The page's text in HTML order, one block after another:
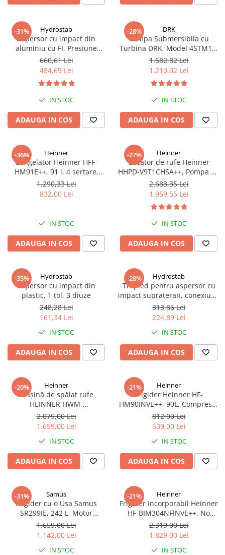
-31% Hydrostab
Aspersor cu impact din
aluminiu cu FI, Presiune
(bar)1.5-5, Diametru de
aspersie (m)32-58
660,61 Lei
454,69 Lei
IN STOC
ADAUGA IN COS
-28% DRK
Pompa Submersibila cu
Turbina DRK, Model 4STM10-
12, ieșire pe 2 Țoli, refulare la
74 m, putere 1.8kW 2.5cp, 12
turbine, debit 14400 m/h
1.682,82 Lei
1.210,02 Lei
IN STOC
ADAUGA IN COS
-36% Heinner
Congelator Heinner HFF-
HM91E++, 91 l, 4 sertare,
Clasa E, Control mecanic, H 85
cm, Alb
1.290,33 Lei
832,00 Lei
IN STOC
ADAUGA IN COS
-27% Heinner
Uscator de rufe Heinner
HHPD-V9T1CHSA++, Pompa de
caldura, 9 kg, Clasa A++,
Functie Anti-sifonare, Argintiu
2.683,35 Lei
1.959,55 Lei
IN STOC
ADAUGA IN COS
-35% Hydrostab
Aspersor cu impact din
plastic, 1 tol, 3 diuze
248,28 Lei
161,34 Lei
IN STOC
ADAUGA IN COS
-28% Hydrostab
Trepied pentru aspersor cu
impact suprateran, conexiune
cm
313,86 Lei
224,89 Lei
IN STOC
ADAUGA IN COS
-20% Heinner
Mașină de spălat rufe
HEINNER HWM-
HME1014IVA10+++, 10 kg,
1400 rpm, Motor Inverter, 15
programe, Panou Digital,
Funcție Adăugare haine, Alb
2.079,00 Lei
1.659,00 Lei
IN STOC
ADAUGA IN COS
-21% Heinner
Frigider Heinner HF-
HM90INVE++, 90L, Compresor
Inverter, Clasa E, Ușă
Reversibilă, Termostat
Reglabil, Alb
812,00 Lei
639,00 Lei
IN STOC
ADAUGA IN COS
-31% Samus
Frigider cu o Usa Samus
SR299IE, 242 L, Motor
Inverter, Clasa E, Dezghetare
Automata, 5 Rafturi din Sticla,
Alb
1.659,00 Lei
1.142,00 Lei
IN STOC
-21% Heinner
Frigider Incorporabil Heinner
HF-BIM304NFINVE++, No
Frost, Compresor Inverter, 304
L, Clasa E, Control Electronic,
Super Racire
2.319,00 Lei
1.829,00 Lei
IN STOC